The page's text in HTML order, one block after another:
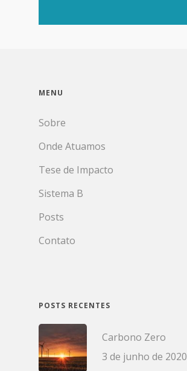
MENU
Sobre
Onde Atuamos
Tese de Impacto
Sistema B
Posts
Contato
POSTS RECENTES
Carbono Zero
3 de junho de 2020